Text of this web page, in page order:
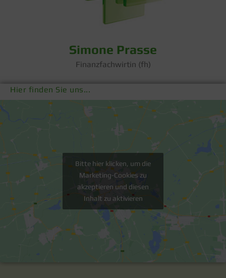
Simone Prasse
Finanzfachwirtin (fh)
Hier finden Sie uns...
Bitte hier klicken, um die
Marketing-Cookies zu
akzeptieren und diesen
Inhalt zu aktivieren